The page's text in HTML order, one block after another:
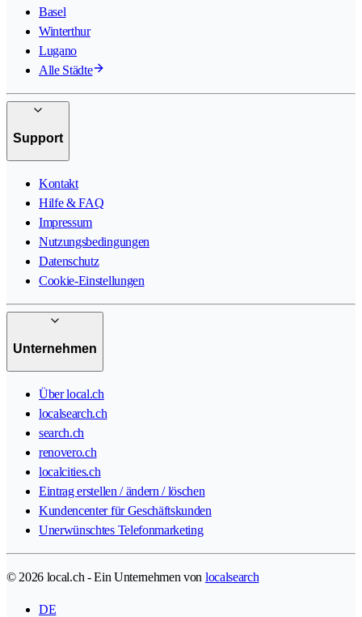
Basel
Winterthur
Lugano
Alle Städte
Support
Kontakt
Hilfe & FAQ
Impressum
Nutzungsbedingungen
Datenschutz
Cookie-Einstellungen
Unternehmen
Über local.ch
localsearch.ch
search.ch
renovero.ch
localcities.ch
Eintrag erstellen / ändern / löschen
Kundencenter für Geschäftskunden
Unerwünschtes Telefonmarketing
© 2026 local.ch - Ein Unternehmen von localsearch
DE